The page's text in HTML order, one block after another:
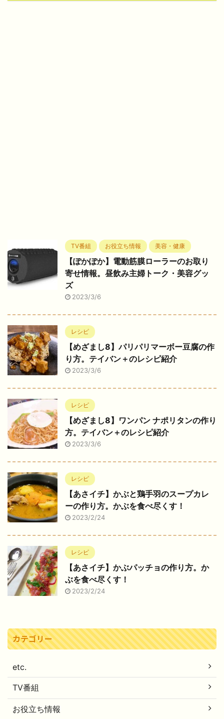
TV番組 お役立ち情報 美容・健康
【ぽかぽか】電動筋膜ローラーのお取り
寄せ情報。昼飲み主婦トーク・美容グッ
ズ
2023/3/6
レシピ
【めざまし8】パリパリマーボー豆腐の作
り方。テイバン＋のレシピ紹介
2023/3/6
レシピ
【めざまし8】ワンパン ナポリタンの作り
方。テイバン＋のレシピ紹介
2023/3/6
レシピ
【あさイチ】かぶと鶏手羽のスープカレ
ーの作り方。かぶを食べ尽くす！
2023/2/24
レシピ
【あさイチ】かぶパッチョの作り方。か
ぶを食べ尽くす！
2023/2/24
カテゴリー
etc.
TV番組
お役立ち情報